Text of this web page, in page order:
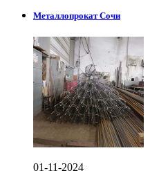
Металлопрокат Сочи
01-11-2024